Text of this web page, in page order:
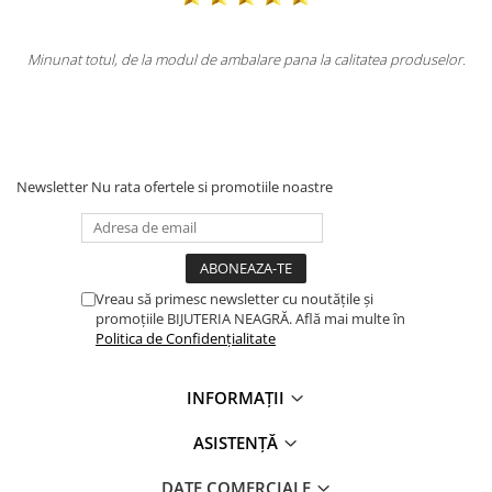
la calitatea produselor.
Totul la superlativ! Produsul, fix
Newsletter Nu rata ofertele si promotiile noastre
Vreau să primesc newsletter cu noutățile și
promoțiile BIJUTERIA NEAGRĂ. Află mai multe în
Politica de Confidențialitate
INFORMAȚII
ASISTENȚĂ